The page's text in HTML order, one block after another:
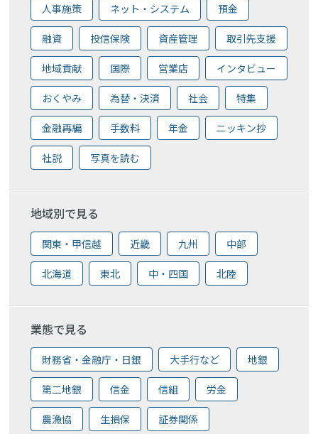
人事施策 ネット・システム 預金
融資 投信保険 資産管理 取引先支援
地域貢献 国際 営業店 インタビュー
おくやみ 為替・決済 社会 特集
金融再編 手数料 年金 ニッキン抄
社説 写真を読む
地域別で見る
関東・甲信越 近畿 九州 中部
北海道 東北 中・四国 北陸
業態で見る
財務省・金融庁・日銀 大手行など 地銀
第二地銀 信金 信組 労金
農漁協 生損保 証券関係